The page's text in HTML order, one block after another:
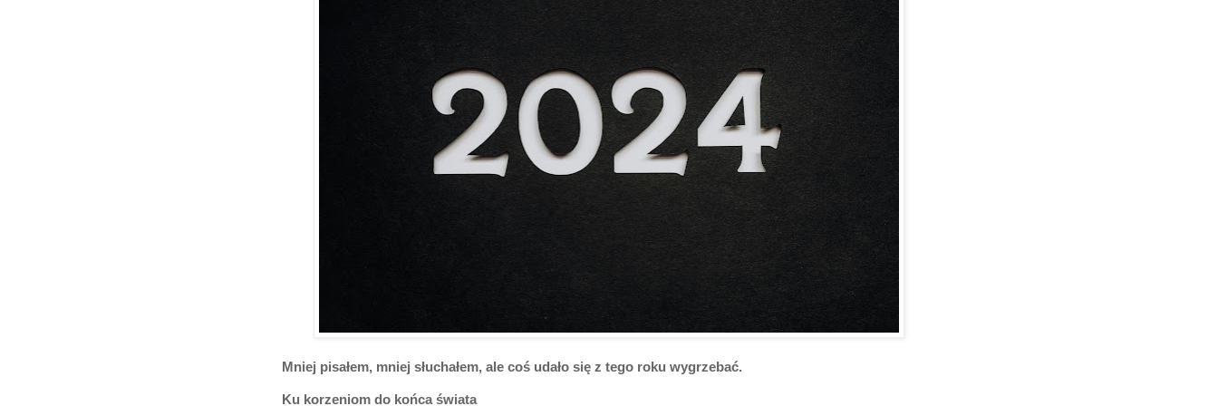
Mniej pisałem, mniej słuchałem, ale coś udało się z tego roku wygrzebać.
Ku korzeniom do końca świata